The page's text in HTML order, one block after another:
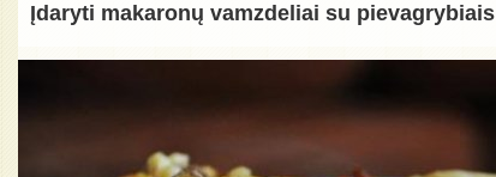
Įdaryti makaronų vamzdeliai su pievagrybiais